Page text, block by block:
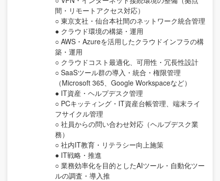
間・リモートアクセス対応）
○ 東京支社・仙台本社間のネットワーク統合管理
● クラウド環境の構築・運用
○ AWS・Azureを活用したクラウドインフラの構
築・運用
○ クラウドコスト最適化、可用性・冗長性設計
○ SaaSツール群の導入・統合・権限管理
（Microsoft 365、Google Workspaceなど）
● IT資産・ヘルプデスク管理
○ PCキッティング・IT資産台帳管理、端末ライ
フサイクル管理
○ 社員からの問い合わせ対応（ヘルプデスク業
務）
○ 社内IT教育・リテラシー向上施策
● IT戦略・推進
○ 業務効率化を目的としたAIツール・自動化ツー
ルの調査・導入推